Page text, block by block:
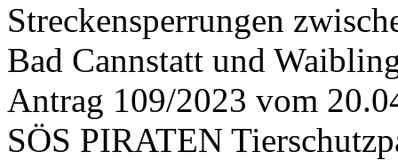
Streckensperrungen
Bad Cannstatt und
Antrag 109/2023 vom
SÖS PIRATEN